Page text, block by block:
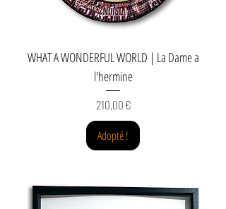
WHAT A WONDERFUL WORLD | La Dame a
l'hermine
Prix
210,00 €
Adopté !